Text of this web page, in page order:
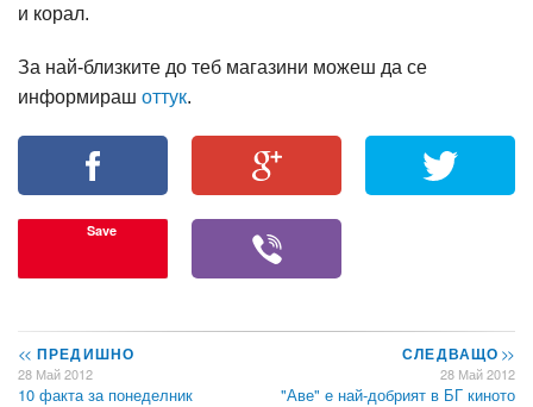
и корал.
За най-близките до теб магазини можеш да се
информираш оттук.
Save
<< ПРЕДИШНО
28 Май 2012
10 факта за понеделник
СЛЕДВАЩО>>
28 Май 2012
"Аве" е най-добрият в БГ киното